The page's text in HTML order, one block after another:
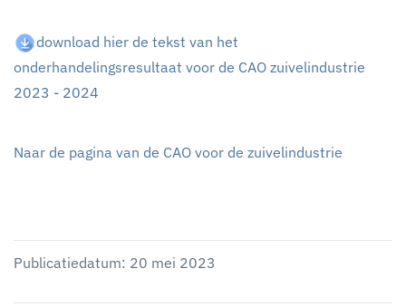
download hier de tekst van het
onderhandelingsresultaat voor de CAO zuivelindustrie
2023 - 2024
Naar de pagina van de CAO voor de zuivelindustrie
Publicatiedatum: 20 mei 2023